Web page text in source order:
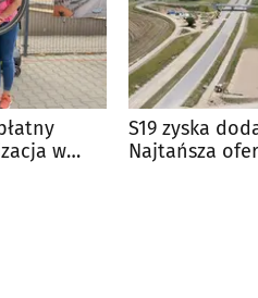
w
S19 zyska
Najtańsza